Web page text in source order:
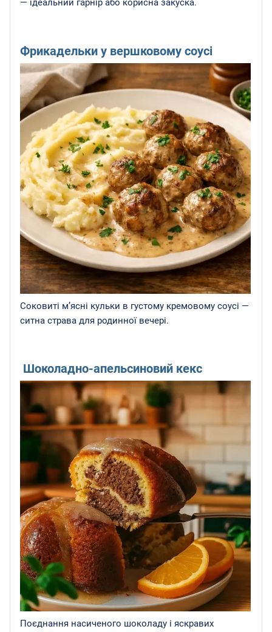
— ідеальний гарнір або корисна закуска.
Фрикадельки у вершковому соусі
Соковиті м’ясні кульки в густому кремовому соусі —
ситна страва для родинної вечері.
Шоколадно-апельсиновий кекс
Поєднання насиченого шоколаду і яскравих